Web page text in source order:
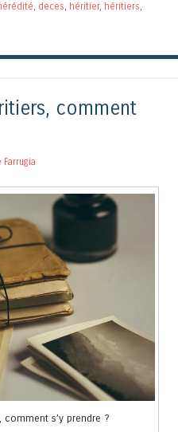
, deces, héritier, héritiers,
comment
Farrugia
comment s’y prendre ?